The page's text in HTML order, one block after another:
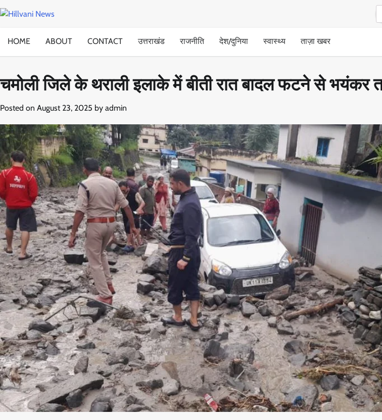
to
HOME
ABOUT CONTACT उत्तराखंड राजनीति देश/दुनिया स्वास्थ्य ताज़ा खबर
चमोली जिले के थराली इलाके में बीती रात बादल फटने से भयंकर
Posted on August 23, 2025 by admin